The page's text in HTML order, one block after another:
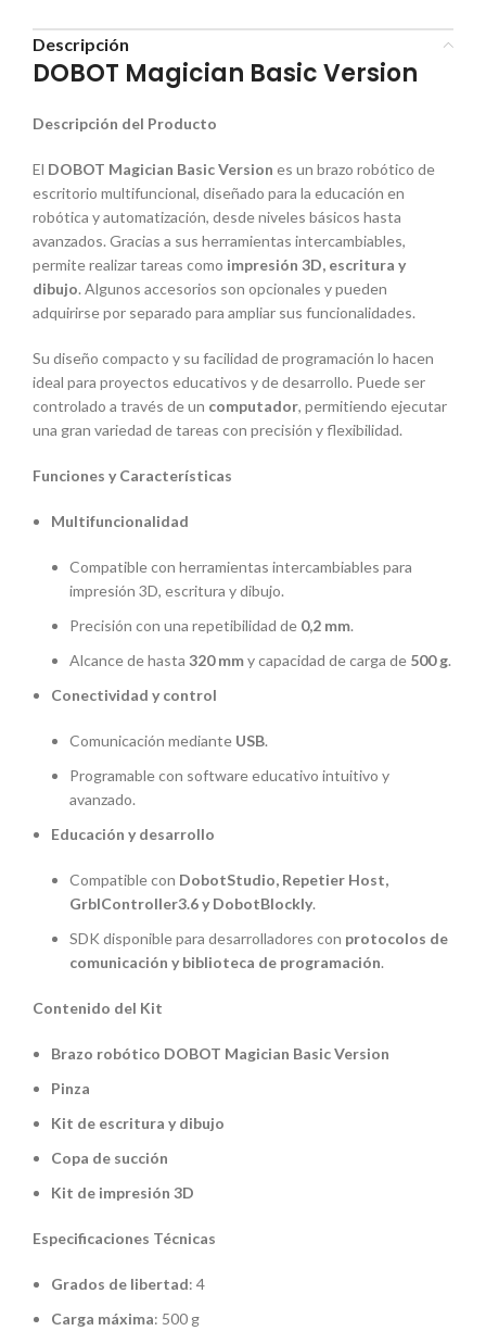
Descripción
DOBOT Magician Basic Version
Descripción del Producto
El DOBOT Magician Basic Version es un brazo robótico de
escritorio multifuncional, diseñado para la educación en
robótica y automatización, desde niveles básicos hasta
avanzados. Gracias a sus herramientas intercambiables,
permite realizar tareas como impresión 3D, escritura y
dibujo. Algunos accesorios son opcionales y pueden
adquirirse por separado para ampliar sus funcionalidades.
Su diseño compacto y su facilidad de programación lo hacen
ideal para proyectos educativos y de desarrollo. Puede ser
controlado a través de un computador, permitiendo ejecutar
una gran variedad de tareas con precisión y flexibilidad.
Funciones y Características
Multifuncionalidad
Compatible con herramientas intercambiables para
impresión 3D, escritura y dibujo.
Precisión con una repetibilidad de 0,2 mm.
Alcance de hasta 320 mmy capacidad de carga de 500 g.
Conectividad y control
Comunicación mediante USB.
Programable con software educativo intuitivo y
avanzado.
Educación y desarrollo
Compatible con DobotStudio, Repetier Host,
GrblController3.6 y DobotBlockly.
SDK disponible para desarrolladores con protocolos de
comunicación y biblioteca de programación.
Contenido del Kit
Brazo robótico DOBOT Magician Basic Version
Pinza
Kit de escritura y dibujo
Copa de succión
Kit de impresión 3D
Especificaciones Técnicas
Grados de libertad: 4
Carga máxima: 500 g